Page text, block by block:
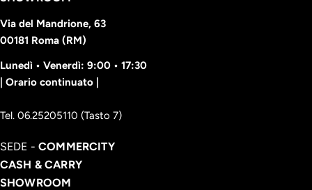
Via del Mandrione, 63
00181 Roma (RM)
Lunedì • Venerdì: 9:00 • 17:30
| Orario continuato |
Tel. 06.25205110 (Tasto 7)
SEDE - COMMERCITY
CASH & CARRY
SHOWROOM